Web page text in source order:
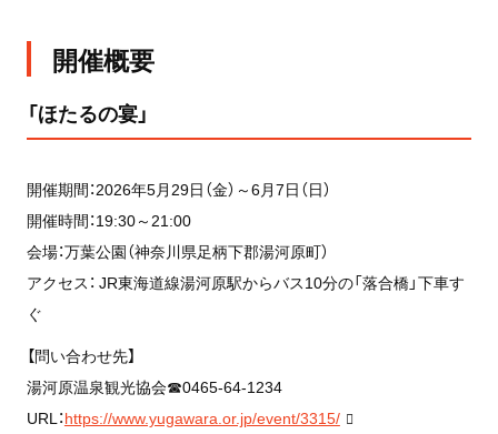
開催概要
「ほたるの宴」
開催期間：2026年5月29日（金）～6月7日（日）
開催時間：19:30～21:00
会場：万葉公園（神奈川県足柄下郡湯河原町）
アクセス： JR東海道線湯河原駅からバス10分の「落合橋」下車す
ぐ
【問い合わせ先】
湯河原温泉観光協会☎0465-64-1234
URL：https://www.yugawara.or.jp/event/3315/